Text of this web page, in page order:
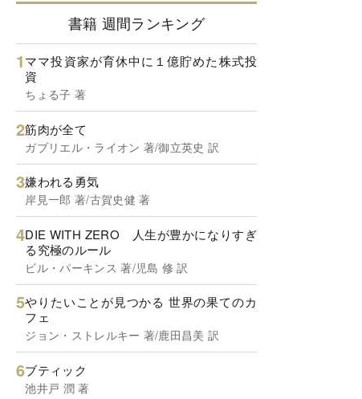
書籍 週間ランキング
ママ投資家が育休中に１億貯めた株式投
資
ちょる子 著
筋肉が全て
ガブリエル・ライオン 著/御立英史 訳
嫌われる勇気
岸見一郎 著/古賀史健 著
DIE WITH ZERO 人生が豊かになりすぎ
る究極のルール
ビル・パーキンス 著/児島 修 訳
やりたいことが見つかる 世界の果てのカ
フェ
ジョン・ストレルキー 著/鹿田昌美 訳
ブティック
池井戸 潤 著